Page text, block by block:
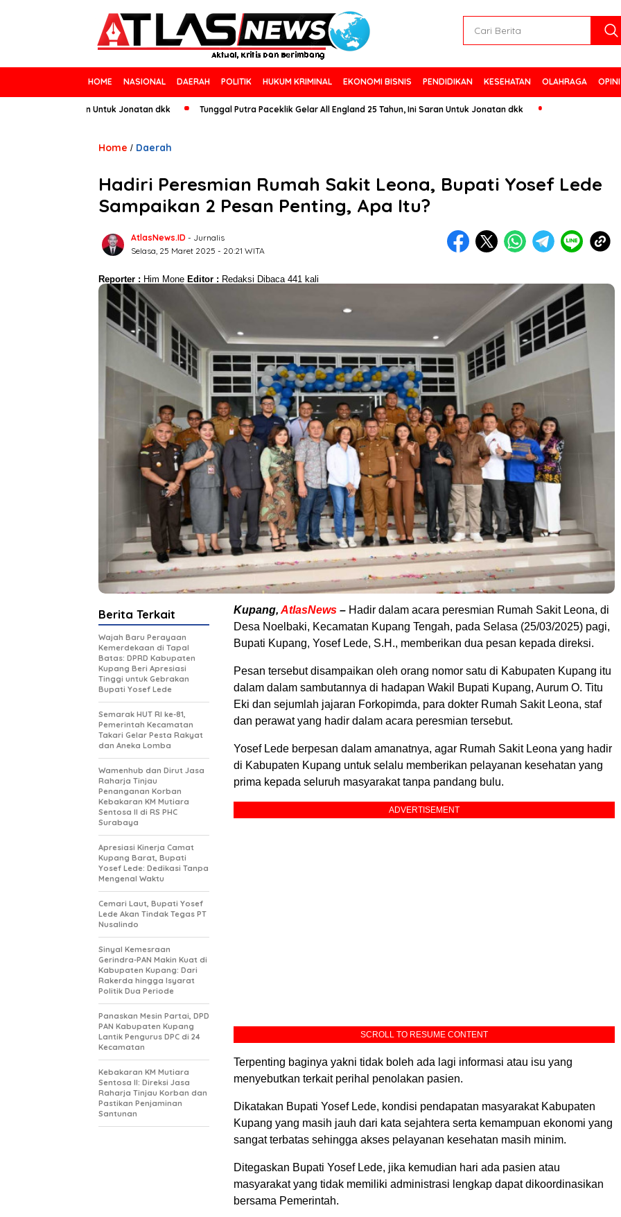
HOME NASIONAL DAERAH POLITIK HUKUM KRIMINAL EKONOMI BISNIS PENDIDIKAN KESEHATAN OLAHRAGA OPINI
Ini Saran Untuk Jonatan dkk Tunggal Putra Paceklik Gelar All England 25 Tahun, Ini Saran Untuk Jonatan dkk
Home / Daerah
Hadiri Peresmian Rumah Sakit Leona, Bupati Yosef Lede
Sampaikan 2 Pesan Penting, Apa Itu?
AtlasNews.ID - Jurnalis
Selasa, 25 Maret 2025 - 20:21 WITA
Reporter : Him Mone Editor : Redaksi Dibaca 441 kali
Kupang, AtlasNews – Hadir dalam acara peresmian Rumah Sakit Leona, di
Desa Noelbaki, Kecamatan Kupang Tengah, pada Selasa (25/03/2025) pagi,
Bupati Kupang, Yosef Lede, S.H., memberikan dua pesan kepada direksi.
Pesan tersebut disampaikan oleh orang nomor satu di Kabupaten Kupang itu
dalam dalam sambutannya di hadapan Wakil Bupati Kupang, Aurum O. Titu
Eki dan sejumlah jajaran Forkopimda, para dokter Rumah Sakit Leona, staf
dan perawat yang hadir dalam acara peresmian tersebut.
Yosef Lede berpesan dalam amanatnya, agar Rumah Sakit Leona yang hadir
di Kabupaten Kupang untuk selalu memberikan pelayanan kesehatan yang
prima kepada seluruh masyarakat tanpa pandang bulu.
ADVERTISEMENT
SCROLL TO RESUME CONTENT
Terpenting baginya yakni tidak boleh ada lagi informasi atau isu yang
menyebutkan terkait perihal penolakan pasien.
Dikatakan Bupati Yosef Lede, kondisi pendapatan masyarakat Kabupaten
Kupang yang masih jauh dari kata sejahtera serta kemampuan ekonomi yang
sangat terbatas sehingga akses pelayanan kesehatan masih minim.
Ditegaskan Bupati Yosef Lede, jika kemudian hari ada pasien atau
masyarakat yang tidak memiliki administrasi lengkap dapat dikoordinasikan
bersama Pemerintah.
Berita Terkait
Wajah Baru Perayaan
Kemerdekaan di Tapal
Batas: DPRD Kabupaten
Kupang Beri Apresiasi
Tinggi untuk Gebrakan
Bupati Yosef Lede
Semarak HUT RI ke-81,
Pemerintah Kecamatan
Takari Gelar Pesta Rakyat
dan Aneka Lomba
Wamenhub dan Dirut Jasa
Raharja Tinjau
Penanganan Korban
Kebakaran KM Mutiara
Sentosa II di RS PHC
Surabaya
Apresiasi Kinerja Camat
Kupang Barat, Bupati
Yosef Lede: Dedikasi Tanpa
Mengenal Waktu
Cemari Laut, Bupati Yosef
Lede Akan Tindak Tegas PT
Nusalindo
Sinyal Kemesraan
Gerindra-PAN Makin Kuat di
Kabupaten Kupang: Dari
Rakerda hingga Isyarat
Politik Dua Periode
Panaskan Mesin Partai, DPD
PAN Kabupaten Kupang
Lantik Pengurus DPC di 24
Kecamatan
Kebakaran KM Mutiara
Sentosa II: Direksi Jasa
Raharja Tinjau Korban dan
Pastikan Penjaminan
Santunan